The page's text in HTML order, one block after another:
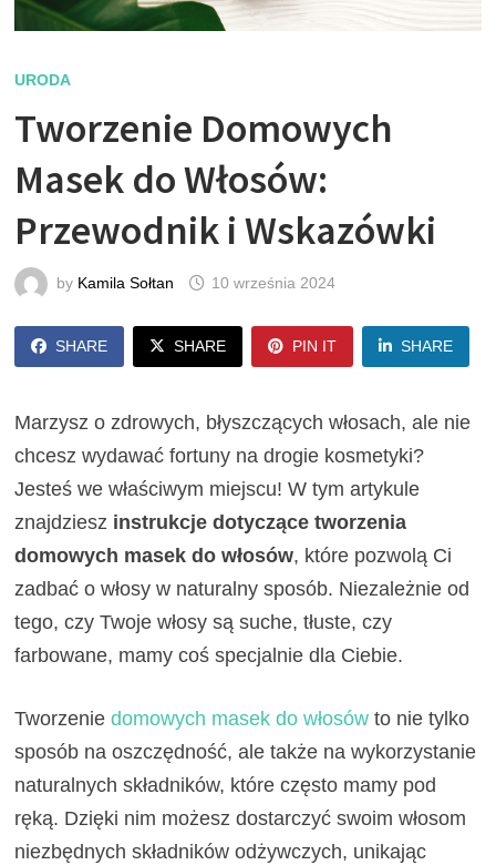
URODA
Tworzenie Domowych
Masek do Włosów:
Przewodnik i Wskazówki
by Kamila Sołtan 10 września 2024
SHARE SHARE PIN IT SHARE
Marzysz o zdrowych, błyszczących włosach, ale nie
chcesz wydawać fortuny na drogie kosmetyki?
Jesteś we właściwym miejscu! W tym artykule
znajdziesz instrukcje dotyczące tworzenia
domowych masek do włosów, które pozwolą Ci
zadbać o włosy w naturalny sposób. Niezależnie od
tego, czy Twoje włosy są suche, tłuste, czy
farbowane, mamy coś specjalnie dla Ciebie.
Tworzeniedomowych masek do włosów to nie tylko
sposób na oszczędność, ale także na wykorzystanie
naturalnych składników, które często mamy pod
ręką. Dzięki nim możesz dostarczyć swoim włosom
niezbędnych składników odżywczych, unikając